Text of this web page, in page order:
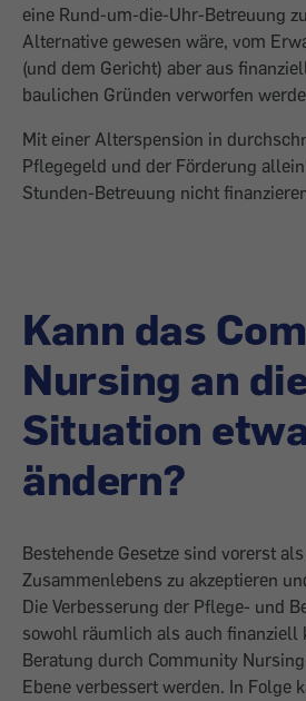
eine Rund-um-die-Uhr-Betreuung
Alternative gewesen wäre, vom
(und dem Gericht) aber aus
baulichen Gründen verworfen
Mit einer Alterspension in
Pflegegeld und der Förderung
Stunden-Betreuung nicht
Kann das
Nursing an
Situation
ändern?
Bestehende Gesetze sind vorerst
Zusammenlebens zu ­akzeptieren
Die Verbesserung der Pflege- und
sowohl räumlich als auch finanziell
Beratung durch Community
Ebene verbessert werden. In Folge